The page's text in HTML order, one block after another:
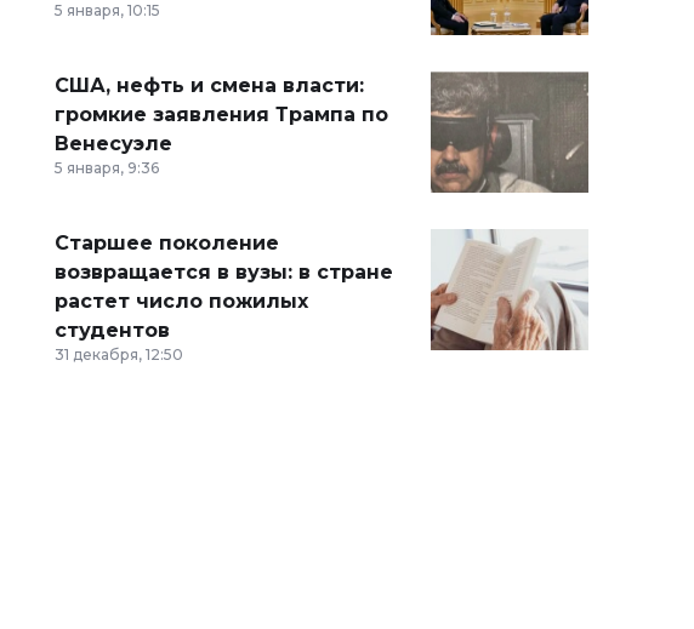
5 января, 10:15
США, нефть и смена власти:
громкие заявления Трампа по
Венесуэле
5 января, 9:36
Старшее поколение
возвращается в вузы: в стране
растет число пожилых
студентов
31 декабря, 12:50